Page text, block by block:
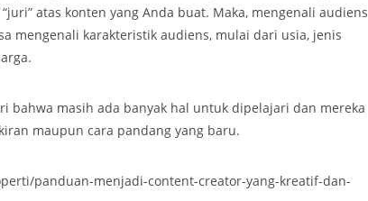
atas konten yang Anda buat. Maka, mengenali audiens
mengenali karakteristik audiens, mulai dari usia, jenis
bahwa masih ada banyak hal untuk dipelajari dan mereka
maupun cara pandang yang baru.
panduan-menjadi-content-creator-yang-kreatif-dan-